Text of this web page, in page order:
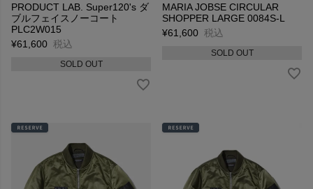
PRODUCT LAB. Super120's ダ
ブルフェイスノーコート
PLC2W015
¥61,600 税込
SOLD OUT
MARIA JOBSE CIRCULAR
SHOPPER LARGE 0084S-L
¥61,600 税込
SOLD OUT